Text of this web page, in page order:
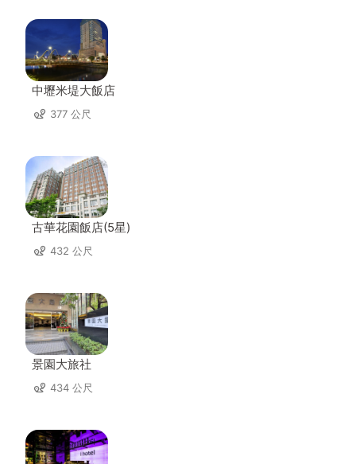
中壢米堤大飯店
377 公尺
古華花園飯店(5星)
432 公尺
景園大旅社
434 公尺